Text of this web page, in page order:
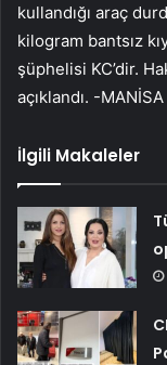
kullandığı araç
kilogram bantsız
şüphelisi KC’dir.
açıklandı. -MANİSA
İlgili Makaleler